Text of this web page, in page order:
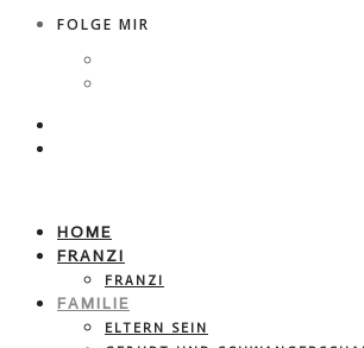
FOLGE MIR
HOME
FRANZI
FRANZI
FAMILIE
ELTERN SEIN